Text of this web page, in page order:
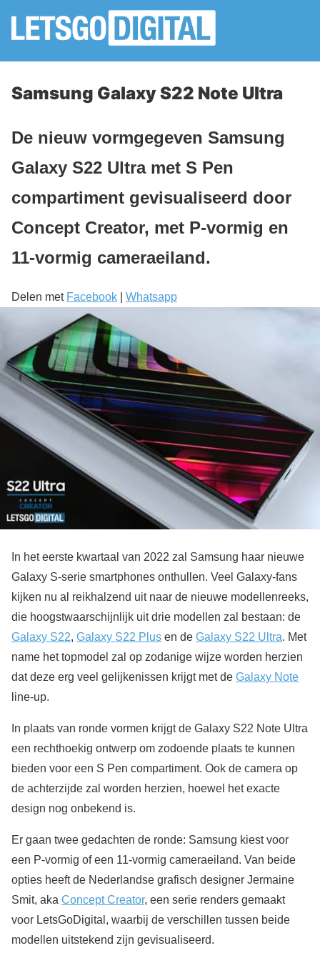
Samsung Galaxy S22 Note Ultra
De nieuw vormgegeven Samsung
Galaxy S22 Ultra met S Pen
compartiment gevisualiseerd door
Concept Creator, met P-vormig en
11-vormig cameraeiland.
Delen met Facebook Whatsapp
In het eerste kwartaal van 2022 zal Samsung haar nieuwe
Galaxy S-serie smartphones onthullen. Veel Galaxy-fans
kijken nu al reikhalzend uit naar de nieuwe modellenreeks,
die hoogstwaarschijnlijk uit drie modellen zal bestaan: de
Galaxy S22, Galaxy S22 Plus en de Galaxy S22 Ultra. Met
name het topmodel zal op zodanige wijze worden herzien
dat deze erg veel gelijkenissen krijgt met de Galaxy Note
line-up.
In plaats van ronde vormen krijgt de Galaxy S22 Note Ultra
een rechthoekig ontwerp om zodoende plaats te kunnen
bieden voor een S Pen compartiment. Ook de camera op
de achterzijde zal worden herzien, hoewel het exacte
design nog onbekend is.
Er gaan twee gedachten de ronde: Samsung kiest voor
een P-vormig of een 11-vormig cameraeiland. Van beide
opties heeft de Nederlandse grafisch designer Jermaine
Smit, aka Concept Creator, een serie renders gemaakt
voor LetsGoDigital, waarbij de verschillen tussen beide
modellen uitstekend zijn gevisualiseerd.